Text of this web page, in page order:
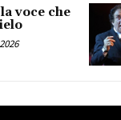
voce che